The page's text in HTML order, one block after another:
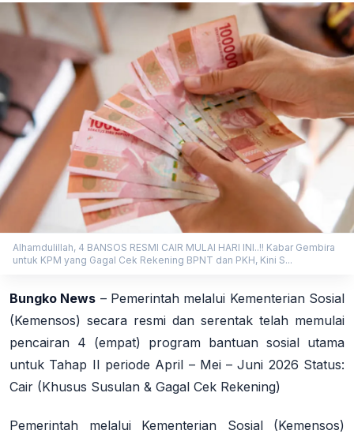
Alhamdulillah, 4 BANSOS RESMI CAIR MULAI HARI INI..!! Kabar Gembira
untuk KPM yang Gagal Cek Rekening BPNT dan PKH, Kini S...
Bungko News – Pemerintah melalui Kementerian Sosial
(Kemensos) secara resmi dan serentak telah memulai
pencairan 4 (empat) program bantuan sosial utama
untuk Tahap II periode April – Mei – Juni 2026 Status:
Cair (Khusus Susulan & Gagal Cek Rekening)
Pemerintah melalui Kementerian Sosial (Kemensos)